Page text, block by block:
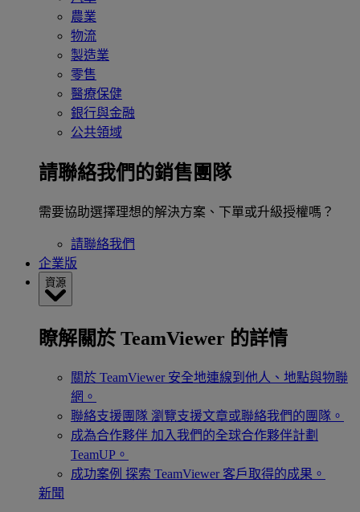
農業
物流
製造業
零售
醫療保健
銀行與金融
公共領域
請聯絡我們的銷售團隊
需要協助選擇理想的解決方案、下單或升級授權嗎？
請聯絡我們
企業版
資源
瞭解關於 TeamViewer 的詳情
關於 TeamViewer 安全地連線到他人、地點與物聯
網。
聯絡支援團隊 瀏覽支援文章或聯絡我們的團隊。
成為合作夥伴 加入我們的全球合作夥伴計劃
TeamUP。
成功案例 探索 TeamViewer 客戶取得的成果。
新聞